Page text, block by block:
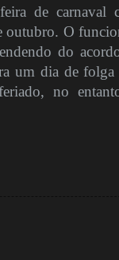
de carnaval
outubro. O
do
um dia de folga
no